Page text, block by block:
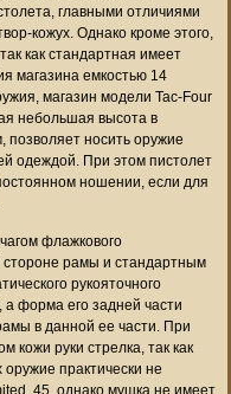
главными отличиями
кожух. Однако кроме этого,
как стандартная имеет
магазина емкостью 14
магазин модели Tac-Four
небольшая высота в
носить оружие
одеждой. При этом пистолет
ношении, если для
флажкового
рамы и стандартным
рукояточного
форма его задней части
в данной ее части. При
кожи руки стрелка, так как
практически не
.45, однако мушка не имеет